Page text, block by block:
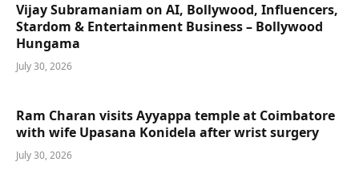
Vijay Subramaniam on AI, Bollywood, Influencers,
Stardom & Entertainment Business – Bollywood
Hungama
July 30, 2026
Ram Charan visits Ayyappa temple at Coimbatore
with wife Upasana Konidela after wrist surgery
July 30, 2026